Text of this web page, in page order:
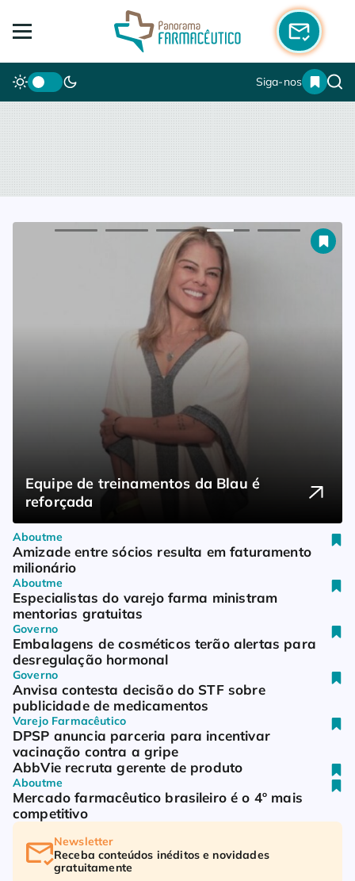
Siga-nos
Teste
Farmacêuticas americanas despencam
no 1º trimestre
Após aceleração, faturamento da Vhita
pode chegar a R$ 50 milhões
Equipe de treinamentos da Blau é
reforçada
Hypera amplia Neosaldina com linha
para dor muscular
Aboutme
Amizade entre sócios resulta em faturamento
milionário
Aboutme
Especialistas do varejo farma ministram
mentorias gratuitas
Governo
Embalagens de cosméticos terão alertas para
desregulação hormonal
Governo
Anvisa contesta decisão do STF sobre
publicidade de medicamentos
Varejo Farmacêutico
DPSP anuncia parceria para incentivar
vacinação contra a gripe
AbbVie recruta gerente de produto
Aboutme
Mercado farmacêutico brasileiro é o 4º mais
competitivo
Newsletter
Receba conteúdos inéditos e novidades
gratuitamente